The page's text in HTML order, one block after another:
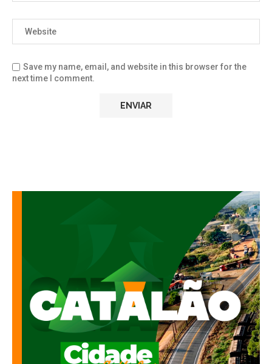
Save my name, email, and website in this browser for the
next time I comment.